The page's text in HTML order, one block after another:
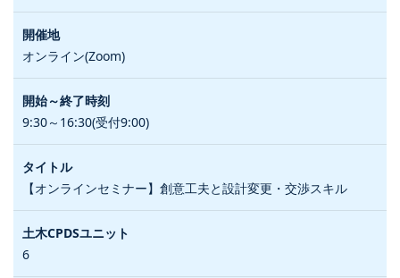
オンライン(Zoom)
9:30～16:30(受付9:00)
【オンラインセミナー】創意工夫と設計変更・交渉スキル
6